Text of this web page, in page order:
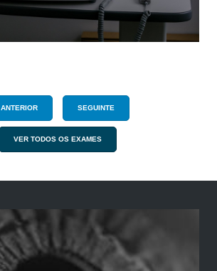
ANTERIOR SEGUINTE
VER TODOS OS EXAMES